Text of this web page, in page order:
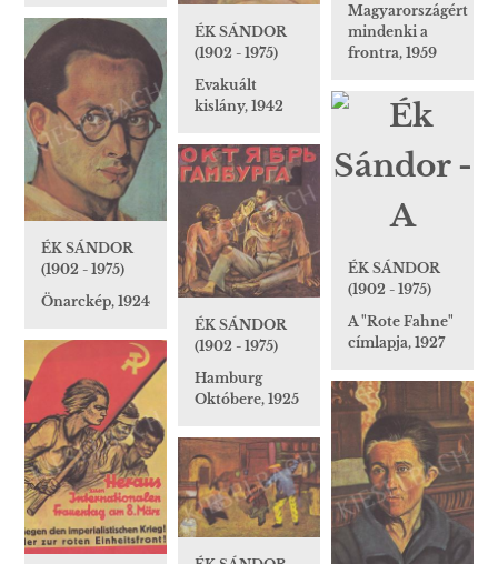
ÉK SÁNDOR
(1902 - 1975)
Evakuált
kislány, 1942
Magyarországért
mindenki a
frontra, 1959
ÉK SÁNDOR
(1902 - 1975)
Önarckép, 1924
ÉK SÁNDOR
(1902 - 1975)
A "Rote Fahne"
címlapja, 1927
ÉK SÁNDOR
(1902 - 1975)
Hamburg
Októbere, 1925